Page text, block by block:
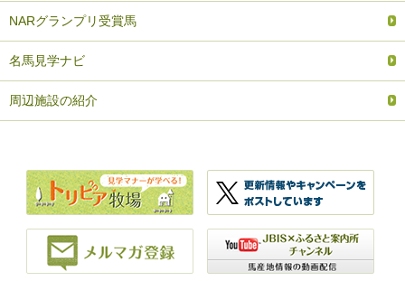
NARグランプリ受賞馬
名馬見学ナビ
周辺施設の紹介